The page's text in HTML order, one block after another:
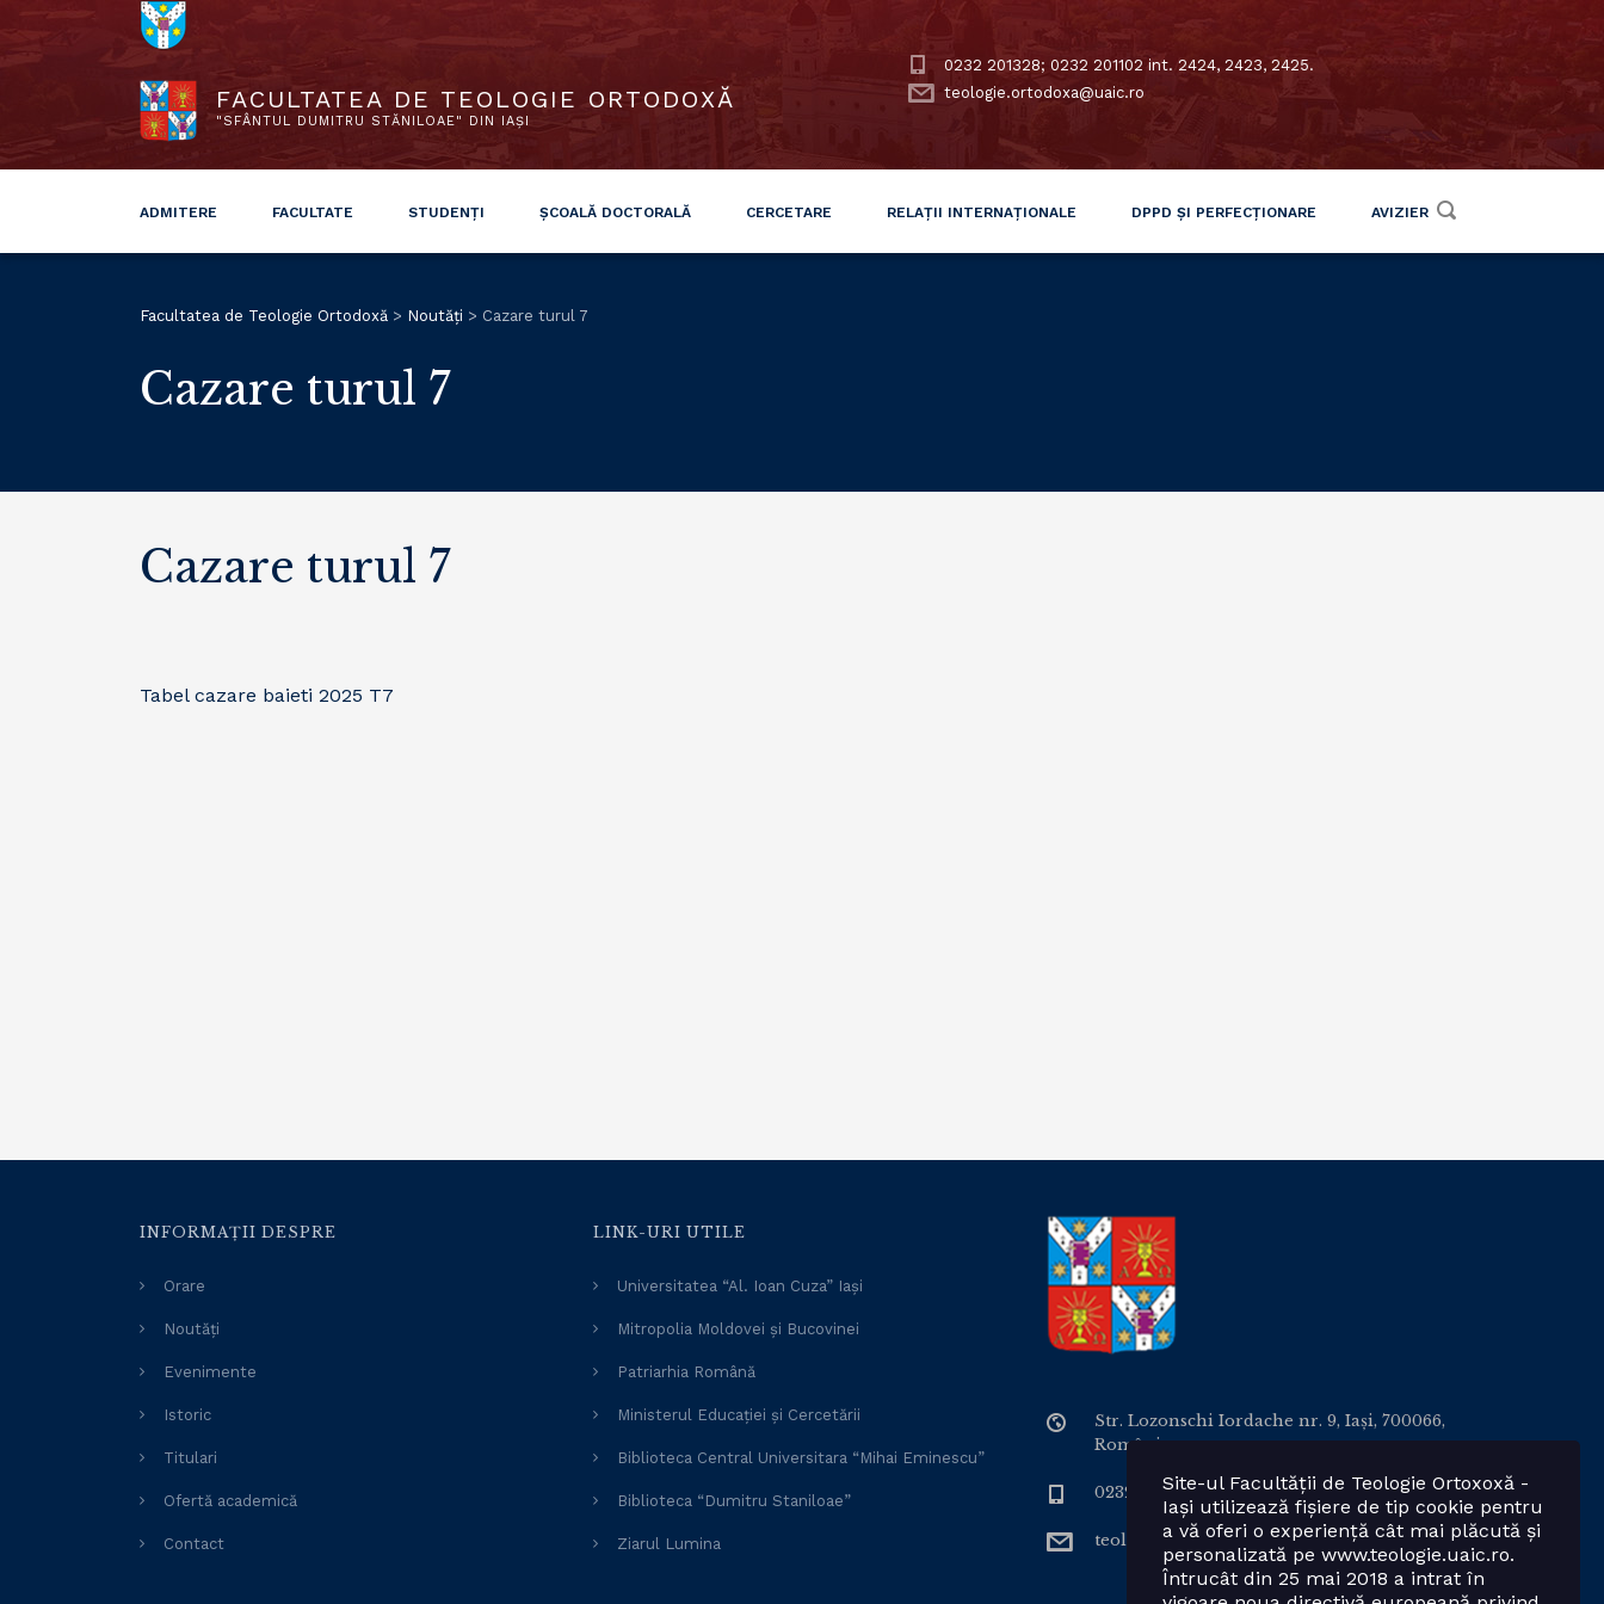
FACULTATEA DE TEOLOGIE ORTODOXĂ
"SFÂNTUL DUMITRU STĂNILOAE" DIN IAȘI
0232 201328; 0232 201102 int. 2424, 2423, 2425.
teologie.ortodoxa@uaic.ro
ADMITERE FACULTATE STUDENȚI ȘCOALĂ DOCTORALĂ CERCETARE RELAȚII INTERNAȚIONALE DPPD ȘI PERFECȚIONARE AVIZIER
Facultatea de Teologie Ortodoxă > Noutăți > Cazare turul 7
Cazare turul 7
Cazare turul 7
Tabel cazare baieti 2025 T7
INFORMAȚII DESPRE
Orare
Noutăți
Evenimente
Istoric
Titulari
Ofertă academică
Contact
LINK-URI UTILE
Universitatea “Al. Ioan Cuza” Iași
Mitropolia Moldovei și Bucovinei
Patriarhia Română
Ministerul Educației și Cercetării
Biblioteca Central Universitara “Mihai Eminescu”
Biblioteca “Dumitru Staniloae”
Ziarul Lumina
Str. Lozonschi Iordache nr. 9, Iaşi, 700066,
România
0232 201328; 0232 201102 int. 2424, 2423, 2425
teologie.ortodoxa@uaic.ro
Site-ul Facultății de Teologie Ortoxoxă -
Iași utilizează fișiere de tip cookie pentru
a vă oferi o experiență cât mai plăcută și
personalizată pe www.teologie.uaic.ro.
Întrucât din 25 mai 2018 a intrat în